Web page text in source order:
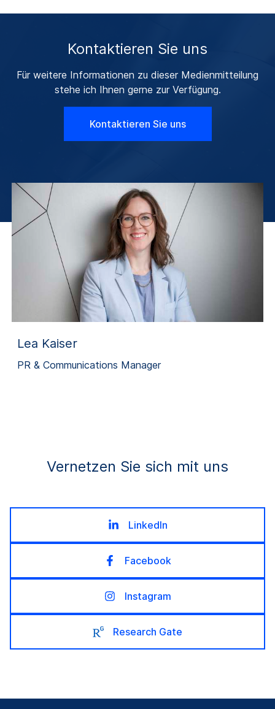
Kontaktieren Sie uns
Für weitere Informationen zu dieser Medienmitteilung
stehe ich Ihnen gerne zur Verfügung.
Kontaktieren Sie uns
Lea Kaiser
PR & Communications Manager
Vernetzen Sie sich mit uns
LinkedIn
Facebook
Instagram
Research Gate